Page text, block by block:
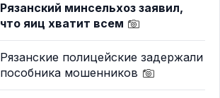
Рязанский минсельхоз заявил,
что яиц хватит всем
Рязанские полицейские задержали
пособника мошенников